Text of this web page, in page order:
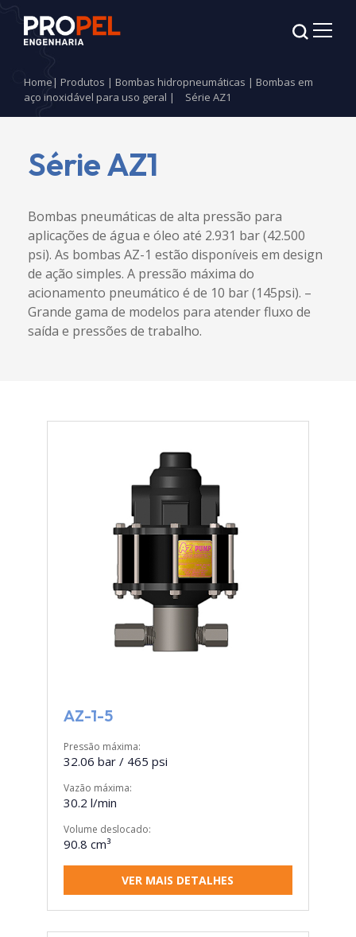
Home| Produtos | Bombas hidropneumáticas | Bombas em
aço inoxidável para uso geral | Série AZ1
Série AZ1
Bombas pneumáticas de alta pressão para
aplicações de água e óleo até 2.931 bar (42.500
psi). As bombas AZ-1 estão disponíveis em design
de ação simples. A pressão máxima do
acionamento pneumático é de 10 bar (145psi). –
Grande gama de modelos para atender fluxo de
saída e pressões de trabalho.
AZ-1-5
Pressão máxima:
32.06 bar / 465 psi
Vazão máxima:
30.2 l/min
Volume deslocado:
90.8 cm³
VER MAIS DETALHES